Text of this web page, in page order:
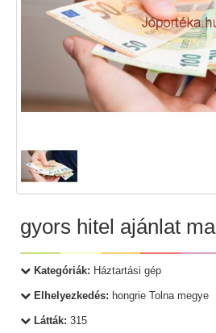
gyors hitel ajánlat ma
Kategóriák: Háztartási gép
Elhelyezkedés: hongrie Tolna megye
Látták: 315